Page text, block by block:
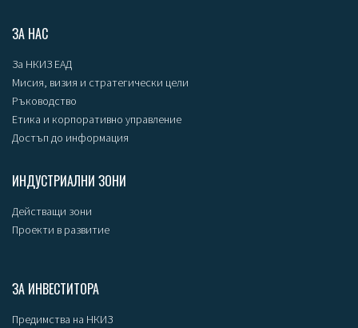
ЗА НАС
За НКИЗ ЕАД
Мисия, визия и стратегически цели
Ръководство
Етика и корпоративно управление
Достъп до информация
ИНДУСТРИАЛНИ ЗОНИ
Действащи зони
Проекти в развитие
ЗА ИНВЕСТИТОРА
Предимства на НКИЗ